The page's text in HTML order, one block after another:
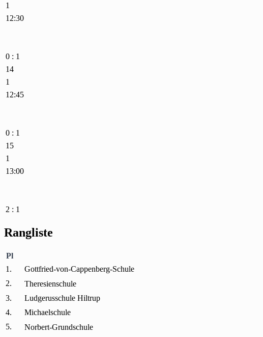
1
12:30
0 : 1
14
1
12:45
0 : 1
15
1
13:00
2 : 1
Rangliste
Pl
1.
Gottfried-von-Cappenberg-Schule
2.
Theresienschule
3.
Ludgerusschule Hiltrup
4.
Michaelschule
5.
Norbert-Grundschule